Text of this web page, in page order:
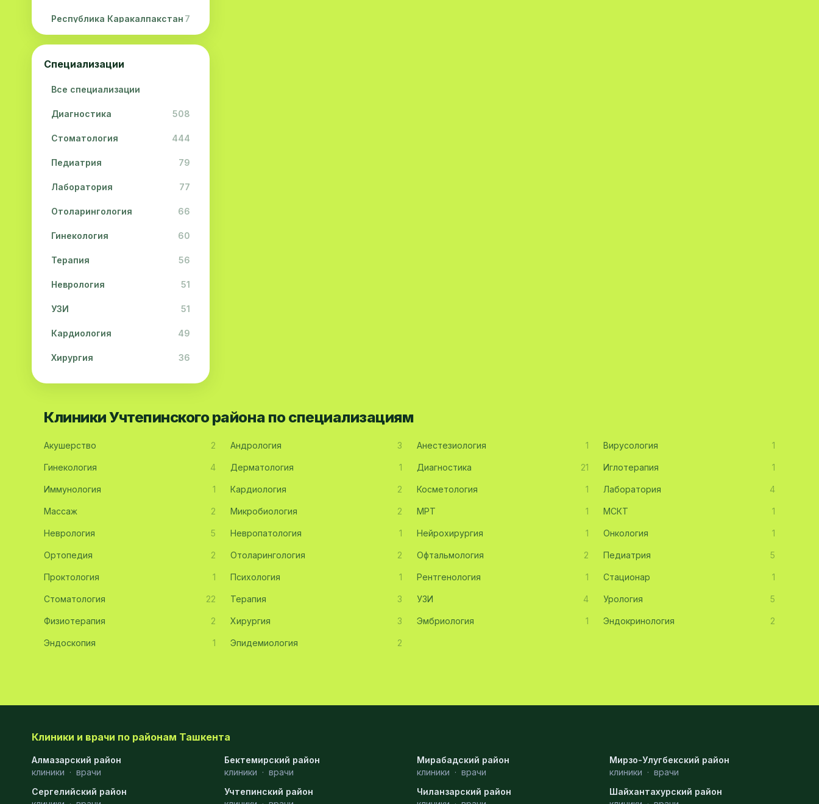
Республика Каракалпакстан 7
Навоийская область 5
Джизакская область
Сурхандарьинская область
Сырдарьинская область 2
Хорезмская область 2
Специализации
Все специализации
Диагностика 508
Стоматология 444
Педиатрия 79
Лаборатория 77
Отоларингология 66
Гинекология 60
Терапия 56
Неврология 51
УЗИ 51
Кардиология 49
Хирургия 36
Физиотерапия 31
Эмбриология
Акушерство
Ортопедия
Массаж
Репродуктология
Аллергология
Психология
Клиники Учтепинского района по специализациям
Акушерство 2 Андрология 3 Анестезиология 1 Вирусология 1
Гинекология 4 Дерматология 1 Диагностика 21 Иглотерапия 1
Иммунология 1 Кардиология 2 Косметология 1 Лаборатория 4
Массаж 2 Микробиология 2 МРТ 1 МСКТ 1
Неврология 5 Невропатология 1 Нейрохирургия 1 Онкология 1
Ортопедия 2 Отоларингология 2 Офтальмология 2 Педиатрия 5
Проктология 1 Психология 1 Рентгенология 1 Стационар 1
Стоматология 22 Терапия 3 УЗИ 4 Урология 5
Физиотерапия 2 Хирургия 3 Эмбриология 1 Эндокринология 2
Эндоскопия 1 Эпидемиология 2
Клиники и врачи по районам Ташкента
Алмазарский район
клиники · врачи
Бектемирский район
клиники · врачи
Мирабадский район
клиники · врачи
Мирзо-Улугбекский район
клиники · врачи
Сергелийский район
Учтепинский район
Чиланзарский район
Шайхантахурский район